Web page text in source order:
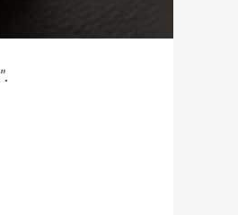
.